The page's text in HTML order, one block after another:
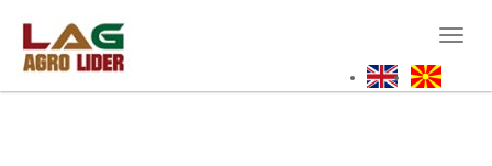
main
content